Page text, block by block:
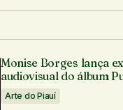
Monise Borges lança
audiovisual do álbum
Arte do Piauí